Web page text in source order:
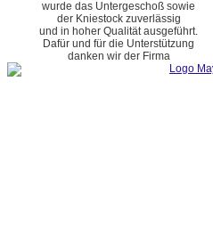
wurde das Untergeschoß sowie
der Kniestock zuverlässig
und in hoher Qualität ausgeführt.
Dafür und für die Unterstützung
danken wir der Firma